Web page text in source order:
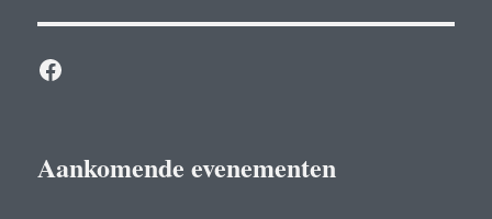
Facebook
Aankomende evenementen